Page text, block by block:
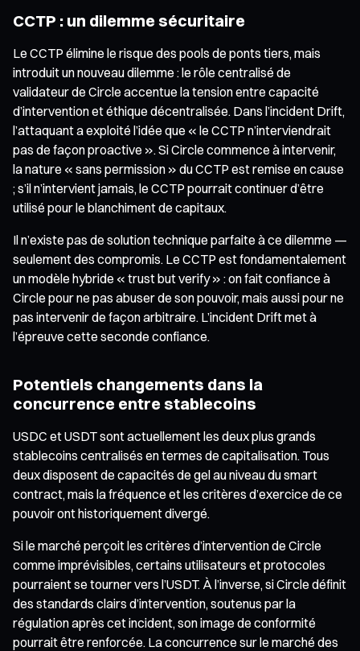
CCTP : un dilemme sécuritaire
Le CCTP élimine le risque des pools de ponts tiers, mais
introduit un nouveau dilemme : le rôle centralisé de
validateur de Circle accentue la tension entre capacité
d’intervention et éthique décentralisée. Dans l’incident Drift,
l’attaquant a exploité l’idée que « le CCTP n’interviendrait
pas de façon proactive ». Si Circle commence à intervenir,
la nature « sans permission » du CCTP est remise en cause
; s’il n’intervient jamais, le CCTP pourrait continuer d’être
utilisé pour le blanchiment de capitaux.
Il n’existe pas de solution technique parfaite à ce dilemme —
seulement des compromis. Le CCTP est fondamentalement
un modèle hybride « trust but verify » : on fait confiance à
Circle pour ne pas abuser de son pouvoir, mais aussi pour ne
pas intervenir de façon arbitraire. L’incident Drift met à
l’épreuve cette seconde confiance.
Potentiels changements dans la
concurrence entre stablecoins
USDC et USDT sont actuellement les deux plus grands
stablecoins centralisés en termes de capitalisation. Tous
deux disposent de capacités de gel au niveau du smart
contract, mais la fréquence et les critères d’exercice de ce
pouvoir ont historiquement divergé.
Si le marché perçoit les critères d’intervention de Circle
comme imprévisibles, certains utilisateurs et protocoles
pourraient se tourner vers l’USDT. À l’inverse, si Circle définit
des standards clairs d’intervention, soutenus par la
régulation après cet incident, son image de conformité
pourrait être renforcée. La concurrence sur le marché des